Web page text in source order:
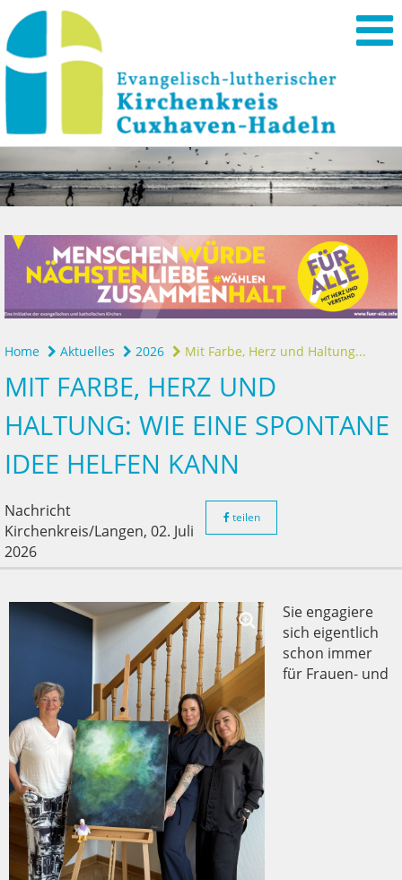
Home Aktuelles 2026 Mit Farbe, Herz und Haltung...
MIT FARBE, HERZ UND
HALTUNG: WIE EINE SPONTANE
IDEE HELFEN KANN
Nachricht
Kirchenkreis/Langen, 02. Juli
2026
teilen
Sie engagiere
sich eigentlich
schon immer
für Frauen- und